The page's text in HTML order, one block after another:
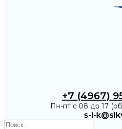
+7 (4967)
Пн-пт с 08 до 17
s-l-